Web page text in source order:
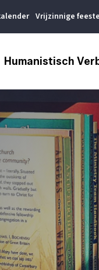
Vrijzinnige
Humanistisch